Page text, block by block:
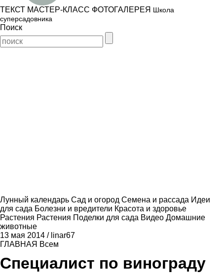
ТЕКСТ МАСТЕР-КЛАСС ФОТОГАЛЕРЕЯ Школа
суперсадовника
Поиск
Лунный календарь Сад и огород Семена и рассада Идеи
для сада Болезни и вредители Красота и здоровье
Растения Растения Поделки для сада Видео Домашние
животные
13 мая 2014 / linar67
ГЛАВНАЯ Всем
Специалист по винограду